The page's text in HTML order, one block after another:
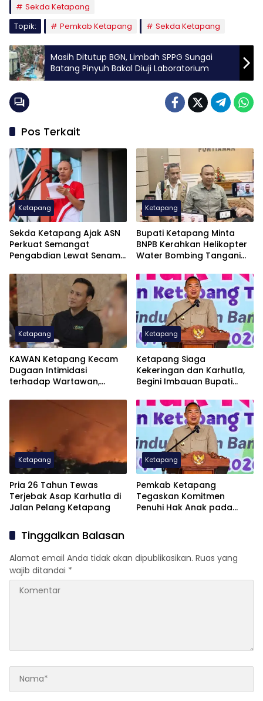
Sekda Ketapang
Topik:
Pemkab Ketapang Sekda Ketapang
Masih Ditutup BGN, Limbah SPPG Sungai
Batang Pinyuh Bakal Diuji Laboratorium
Pos Terkait
Ketapang
Sekda Ketapang Ajak ASN
Perkuat Semangat
Pengabdian Lewat Senam
Ketapang
Bupati Ketapang Minta
BNPB Kerahkan Helikopter
Water Bombing Tangani
Ketapang
KAWAN Ketapang Kecam
Dugaan Intimidasi
terhadap Wartawan,
Sesuai UU Pers
Ketapang
Ketapang Siaga
Kekeringan dan Karhutla,
Begini Imbauan Bupati
Ketapang
Pria 26 Tahun Tewas
Terjebak Asap Karhutla di
Jalan Pelang Ketapang
Ketapang
Pemkab Ketapang
Tegaskan Komitmen
Penuhi Hak Anak pada
Tinggalkan Balasan
Alamat email Anda tidak akan dipublikasikan. Ruas yang
wajib ditandai *